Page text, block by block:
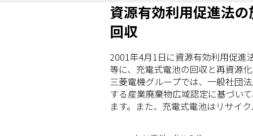
資源有効利用促進法
回収
2001年4月1日に資源有効利用促進
等に、充電式電池の回収と再資源
三菱電機グループでは、一般社団
する産業廃棄物広域認定に基づい
ます。また、充電式電池はリサイ